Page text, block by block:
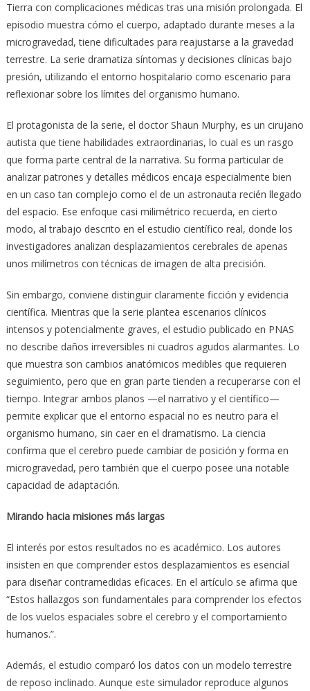
Tierra con complicaciones médicas tras una misión prolongada. El
episodio muestra cómo el cuerpo, adaptado durante meses a la
microgravedad, tiene dificultades para reajustarse a la gravedad
terrestre. La serie dramatiza síntomas y decisiones clínicas bajo
presión, utilizando el entorno hospitalario como escenario para
reflexionar sobre los límites del organismo humano.
El protagonista de la serie, el doctor Shaun Murphy, es un cirujano
autista que tiene habilidades extraordinarias, lo cual es un rasgo
que forma parte central de la narrativa. Su forma particular de
analizar patrones y detalles médicos encaja especialmente bien
en un caso tan complejo como el de un astronauta recién llegado
del espacio. Ese enfoque casi milimétrico recuerda, en cierto
modo, al trabajo descrito en el estudio científico real, donde los
investigadores analizan desplazamientos cerebrales de apenas
unos milímetros con técnicas de imagen de alta precisión.
Sin embargo, conviene distinguir claramente ficción y evidencia
científica. Mientras que la serie plantea escenarios clínicos
intensos y potencialmente graves, el estudio publicado en PNAS
no describe daños irreversibles ni cuadros agudos alarmantes. Lo
que muestra son cambios anatómicos medibles que requieren
seguimiento, pero que en gran parte tienden a recuperarse con el
tiempo. Integrar ambos planos —el narrativo y el científico—
permite explicar que el entorno espacial no es neutro para el
organismo humano, sin caer en el dramatismo. La ciencia
confirma que el cerebro puede cambiar de posición y forma en
microgravedad, pero también que el cuerpo posee una notable
capacidad de adaptación.
Mirando hacia misiones más largas
El interés por estos resultados no es académico. Los autores
insisten en que comprender estos desplazamientos es esencial
para diseñar contramedidas eficaces. En el artículo se afirma que
“Estos hallazgos son fundamentales para comprender los efectos
de los vuelos espaciales sobre el cerebro y el comportamiento
humanos.”.
Además, el estudio comparó los datos con un modelo terrestre
de reposo inclinado. Aunque este simulador reproduce algunos